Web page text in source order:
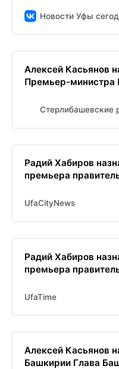
Новости Уфы
Алексей Касьянов
Премьер-министра
Стерлибашевские
Радий Хабиров
премьера
UfaCityNews
Радий Хабиров
премьера
UfaTime
Алексей Касьянов
Башкирии Глава